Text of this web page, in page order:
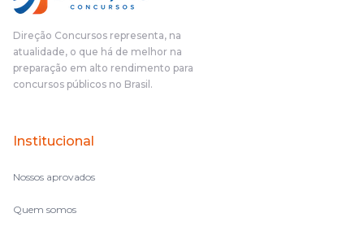
das aulas vocês(Direção Concursos), que fizeram um
o aluno, além de ter que estudar, ele tem que perder tempo
fazendo um cronograma, num pós- edital é muito
complicado, é uma avalanche de informação, então vocês
terem feito isso é muito bacana, porque quando eu me sentia
no volume de matérias.
Direção Concursos representa, na
atualidade, o que há de melhor na
preparação em alto rendimento para
concursos públicos no Brasil.
Institucional
Nossos aprovados
Quem somos